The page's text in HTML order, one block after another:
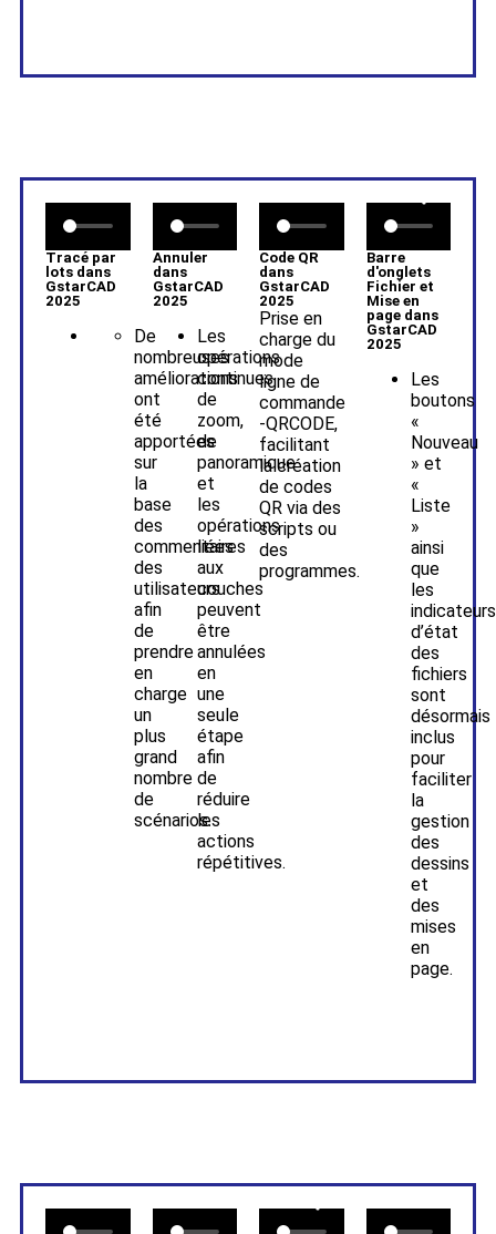
Tracé par
lots dans
GstarCAD
2025
De
nombreuses
améliorations
ont
été
apportées
sur
la
base
des
commentaires
des
utilisateurs
afin
de
prendre
en
charge
un
plus
grand
nombre
de
scénarios.
Annuler
dans
GstarCAD
2025
Les
opérations
continues
de
zoom,
de
panoramique
et
les
opérations
liées
aux
couches
peuvent
être
annulées
en
une
seule
étape
afin
de
réduire
les
actions
répétitives.
Code QR
dans
GstarCAD
2025
Prise en
charge du
mode
ligne de
commande
-QRCODE,
facilitant
la création
de codes
QR via des
scripts ou
des
programmes.
Barre
d'onglets
Fichier et
Mise en
page dans
GstarCAD
2025
Les
boutons
«
Nouveau
» et
«
Liste
»
ainsi
que
les
indicateurs
d’état
des
fichiers
sont
désormais
inclus
pour
faciliter
la
gestion
des
dessins
et
des
mises
en
page.